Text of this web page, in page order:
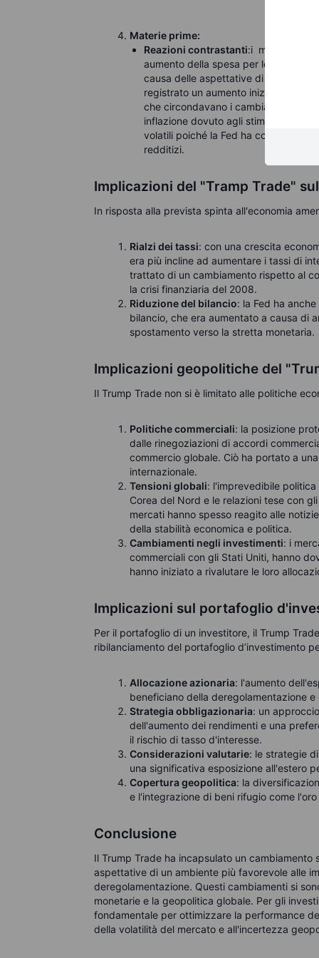
Materie prime:
Reazioni contrastanti:i metalli
aumento della spesa per le
causa delle aspettative di
registrato un aumento iniziale,
che circondavano i cambiamenti di
inflazione dovuto agli stimoli fiscali e
volatili poiché la Fed ha continuato
redditizi.
Implicazioni del "Tramp Trade"
In risposta alla prevista spinta all'economia
Rialzi dei tassi: con una crescita
era più incline ad aumentare i tassi di
trattato di un cambiamento rispetto al
la crisi finanziaria del 2008.
Riduzione del bilancio: la Fed ha
bilancio, che era aumentato a causa di
spostamento verso la stretta monetaria.
Implicazioni geopolitiche del
Il Trump Trade non si è limitato alle politiche
Politiche commerciali: la posizione
dalle rinegoziazioni di accordi
commercio globale. Ciò ha portato a
internazionale.
Tensioni globali: l'imprevedibile
Corea del Nord e le relazioni tese con
mercati hanno spesso reagito alle
della stabilità economica e politica.
Cambiamenti negli investimenti: i
commerciali con gli Stati Uniti, hanno
hanno iniziato a rivalutare le loro
Implicazioni sul portafoglio
Per il portafoglio di un investitore, il Trump
ribilanciamento del portafoglio d’investimento
Allocazione azionaria: l'aumento
beneficiano della deregolamentazione
Strategia obbligazionaria: un
dell'aumento dei rendimenti e una
il rischio di tasso d'interesse.
Considerazioni valutarie: le strategie
una significativa esposizione all'estero
Copertura geopolitica: la
e l'integrazione di beni rifugio come
Conclusione
Il Trump Trade ha incapsulato un
aspettative di un ambiente più favorevole alle
deregolamentazione. Questi cambiamenti si
monetarie e la geopolitica globale. Per gli
fondamentale per ottimizzare la performance
della volatilità del mercato e all'incertezza